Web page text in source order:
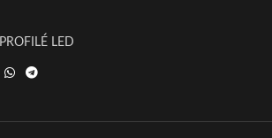
PROFILÉ LED